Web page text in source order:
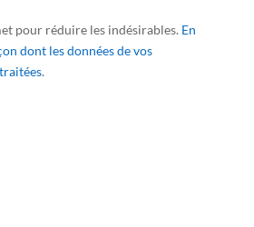
pour réduire les indésirables. En
dont les données de vos
.